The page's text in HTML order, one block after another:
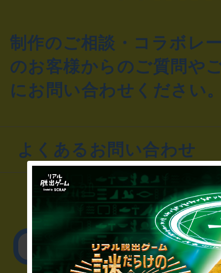
制作のご相談・コラボレ
のお客様からのご質問や
にお問い合わせください
よくあるお問い合わせ
▼一般のお客様
公演内容、チケット